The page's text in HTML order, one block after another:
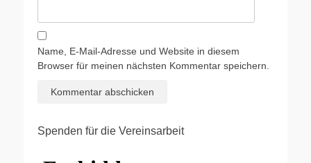
Name, E-Mail-Adresse und Website in diesem
Browser für meinen nächsten Kommentar speichern.
Spenden für die Vereinsarbeit